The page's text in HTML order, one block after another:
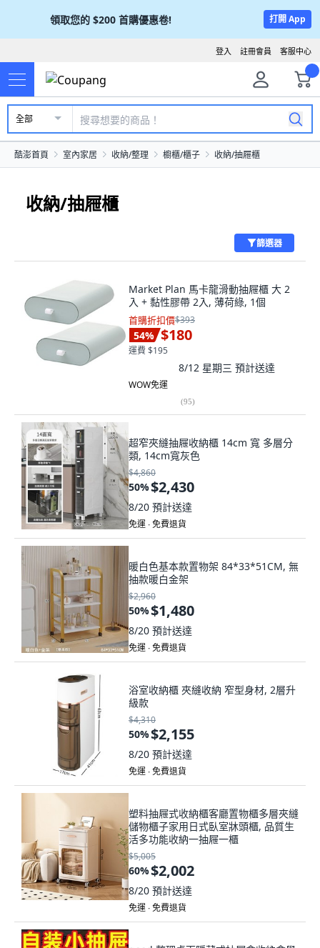
領取您的 $200 首購優惠卷! 打開 App
客服中心
註冊會員
登入
全部
酷澎首頁 室內家居 收納/整理 櫥櫃/櫃子 收納/抽屜櫃
收納/抽屜櫃
篩選器
Market Plan 馬卡龍滑動抽屜櫃 大 2
入 + 黏性膠帶 2入, 薄荷綠, 1個
首購折扣價$393
54% $180
運費 $195
8/12 星期三 預計送達
WOW免運
(95)
超窄夾縫抽屜收納櫃 14cm 寬 多層分
類, 14cm寬灰色
$4,860
50%$2,430
8/20 預計送達
免運 ∙ 免費退貨
暖白色基本款置物架 84*33*51CM, 無
抽款暖白金架
$2,960
50%$1,480
8/20 預計送達
免運 ∙ 免費退貨
浴室收納櫃 夾縫收納 窄型身材, 2層升
級款
$4,310
50%$2,155
8/20 預計送達
免運 ∙ 免費退貨
塑料抽屜式收納櫃客廳置物櫃多層夾縫
儲物櫃子家用日式臥室牀頭櫃, 品質生
活多功能收納一抽屜一櫃
$5,005
60%$2,002
8/20 預計送達
免運 ∙ 免費退貨